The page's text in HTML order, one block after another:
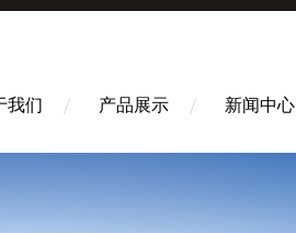
我们 产品展示 新闻中心